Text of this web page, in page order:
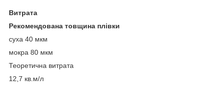
Витрата
Рекомендована товщина плівки
суха 40 мкм
мокра 80 мкм
Теоретична витрата
12,7 кв.м/л